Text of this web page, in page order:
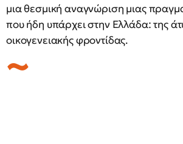
μια θεσμική αναγνώριση μιας
που ήδη υπάρχει στην Ελλάδα: της
οικογενειακής φροντίδας.